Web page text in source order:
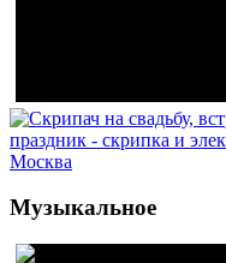
Музыкальное